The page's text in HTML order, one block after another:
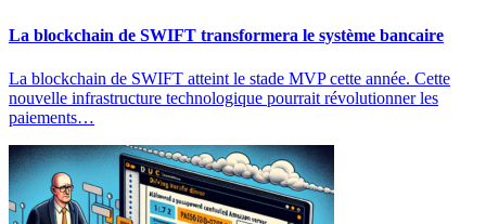
La blockchain de SWIFT transformera le système bancaire
La blockchain de SWIFT atteint le stade MVP cette année. Cette
nouvelle infrastructure technologique pourrait révolutionner les
paiements…